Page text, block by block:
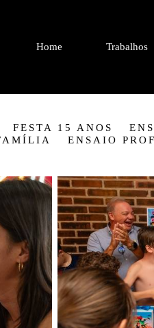
Home Trabalhos
FESTA 15 ANOS
ENSAIO